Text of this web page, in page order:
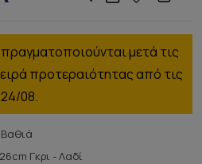
μετά τις
προτεραιότητας από τις
24/08.
Γκρι - Λαδί